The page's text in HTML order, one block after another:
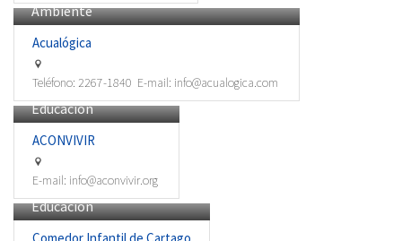
Ambiente
Acualógica
Teléfono: 2267-1840 E-mail: info@acualogica.com
Educación
ACONVIVIR
E-mail: info@aconvivir.org
Educación
Comedor Infantil de Cartago